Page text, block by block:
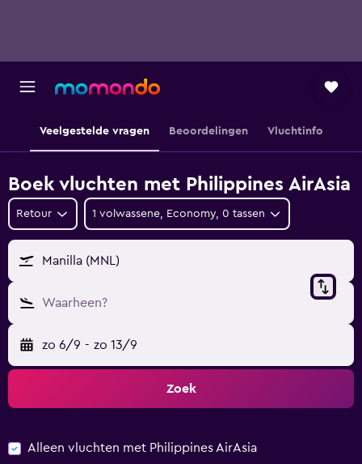
Veelgestelde vragen Beoordelingen Vluchtinfo
Boek vluchten met Philippines AirAsia
Retour 1 volwassene, Economy, 0 tassen
Manilla (MNL)
Waarheen?
zo 6/9 - zo 13/9
Zoek
Alleen vluchten met Philippines AirAsia